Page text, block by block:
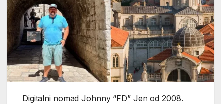
Digitalni nomad Johnny “FD” Jen od 2008.